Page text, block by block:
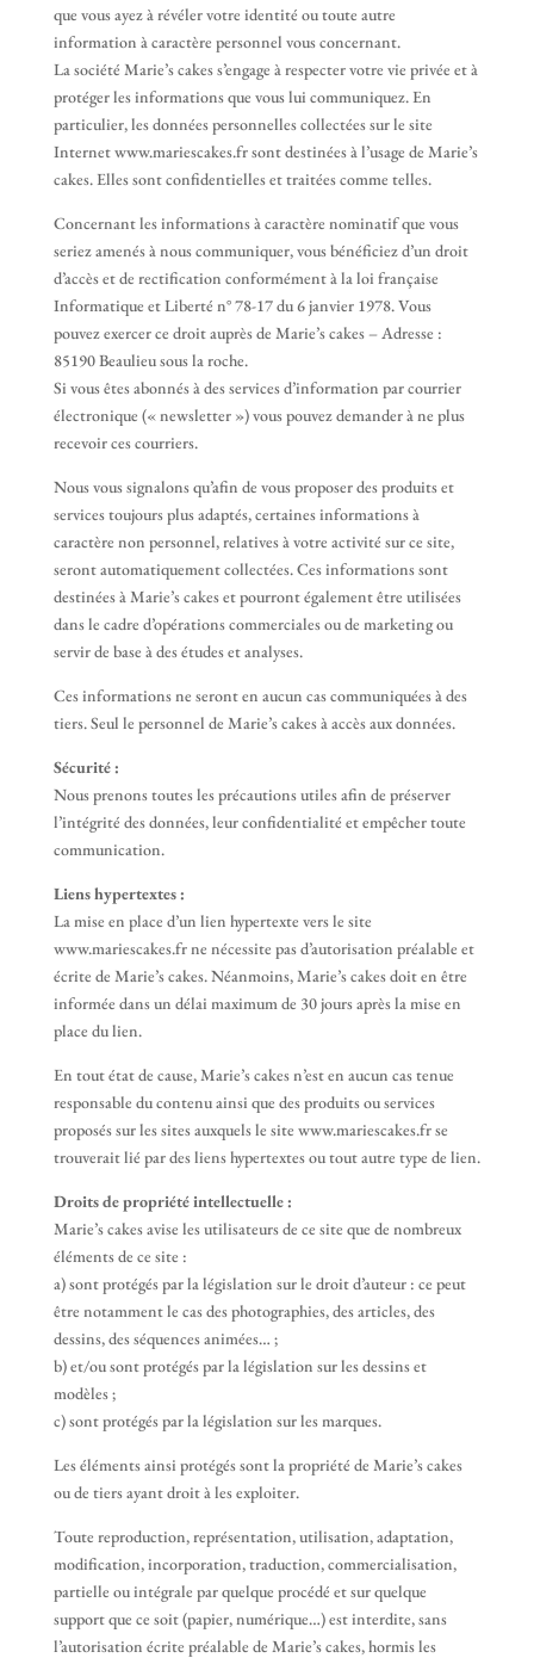
que vous ayez à révéler votre identité ou toute autre
information à caractère personnel vous concernant.
La société Marie’s cakes s’engage à respecter votre vie privée et à
protéger les informations que vous lui communiquez. En
particulier, les données personnelles collectées sur le site
Internet www.mariescakes.fr sont destinées à l’usage de Marie’s
cakes. Elles sont confidentielles et traitées comme telles.
Concernant les informations à caractère nominatif que vous
seriez amenés à nous communiquer, vous bénéficiez d’un droit
d’accès et de rectification conformément à la loi française
Informatique et Liberté n° 78-17 du 6 janvier 1978. Vous
pouvez exercer ce droit auprès de Marie’s cakes – Adresse :
85190 Beaulieu sous la roche.
Si vous êtes abonnés à des services d’information par courrier
électronique (« newsletter ») vous pouvez demander à ne plus
recevoir ces courriers.
Nous vous signalons qu’afin de vous proposer des produits et
services toujours plus adaptés, certaines informations à
caractère non personnel, relatives à votre activité sur ce site,
seront automatiquement collectées. Ces informations sont
destinées à Marie’s cakes et pourront également être utilisées
dans le cadre d’opérations commerciales ou de marketing ou
servir de base à des études et analyses.
Ces informations ne seront en aucun cas communiquées à des
tiers. Seul le personnel de Marie’s cakes à accès aux données.
Sécurité :
Nous prenons toutes les précautions utiles afin de préserver
l’intégrité des données, leur confidentialité et empêcher toute
communication.
Liens hypertextes :
La mise en place d’un lien hypertexte vers le site
www.mariescakes.fr ne nécessite pas d’autorisation préalable et
écrite de Marie’s cakes. Néanmoins, Marie’s cakes doit en être
informée dans un délai maximum de 30 jours après la mise en
place du lien.
En tout état de cause, Marie’s cakes n’est en aucun cas tenue
responsable du contenu ainsi que des produits ou services
proposés sur les sites auxquels le site www.mariescakes.fr se
trouverait lié par des liens hypertextes ou tout autre type de lien.
Droits de propriété intellectuelle :
Marie’s cakes avise les utilisateurs de ce site que de nombreux
éléments de ce site :
a) sont protégés par la législation sur le droit d’auteur : ce peut
être notamment le cas des photographies, des articles, des
dessins, des séquences animées… ;
b) et/ou sont protégés par la législation sur les dessins et
modèles ;
c) sont protégés par la législation sur les marques.
Les éléments ainsi protégés sont la propriété de Marie’s cakes
ou de tiers ayant droit à les exploiter.
Toute reproduction, représentation, utilisation, adaptation,
modification, incorporation, traduction, commercialisation,
partielle ou intégrale par quelque procédé et sur quelque
support que ce soit (papier, numérique…) est interdite, sans
l’autorisation écrite préalable de Marie’s cakes, hormis les